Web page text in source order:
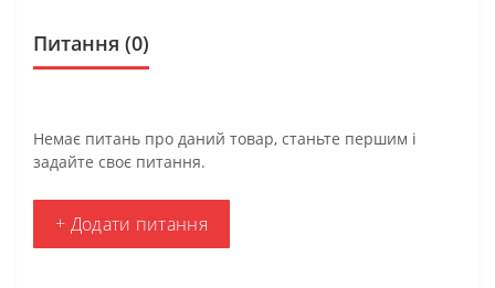
Питання (0)
Немає питань про даний товар, станьте першим і
задайте своє питання.
+ Додати питання